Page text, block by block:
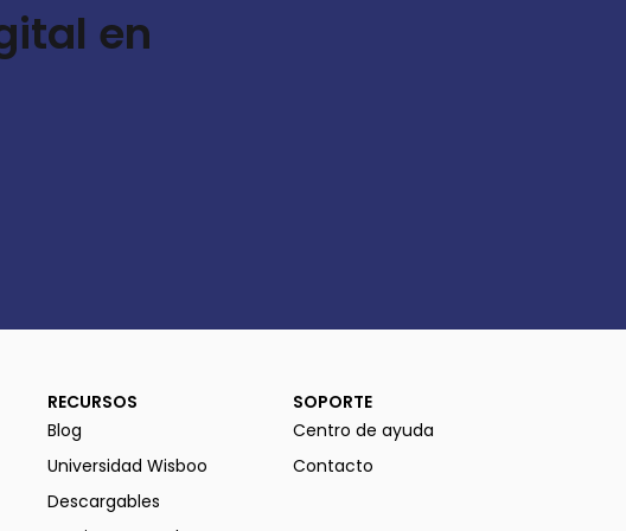
en
RECURSOS
Blog
Universidad Wisboo
Descargables
SOPORTE
Centro de ayuda
Contacto